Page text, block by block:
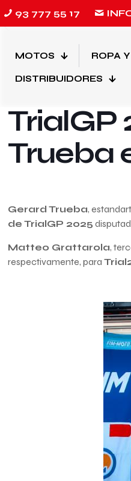
93 777 55 17
MOTOS ROPA
DISTRIBUIDORES
3 de junio de 2025
TrialGP
Trueba
Gerard Trueba,
de TrialGP 2025
Matteo Grattarola,
respectivamente, para